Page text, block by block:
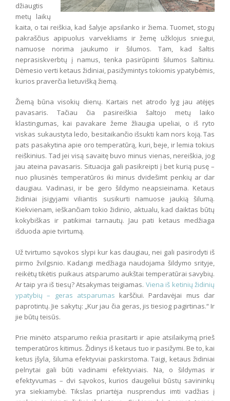
džiaugtis
metų laikų
kaita, o tai reiškia, kad šalyje apsilanko ir žiema. Tuomet, stogų
pakraščius apipuolus varvekliams ir žemę užklojus sniegui,
namuose norima jaukumo ir šilumos. Tam, kad šaltis
neprasiskverbtų į namus, tenka pasirūpinti šilumos šaltiniu.
Dėmesio verti ketaus židiniai, pasižymintys tokiomis ypatybėmis,
kurios praverčia lietuvišką žiemą.
Žiemą būna visokių dienų. Kartais net atrodo lyg jau atėjęs
pavasaris. Tačiau čia pasireiškia šaltojo metų laiko
klastingumas, kai pavakare žeme žliaugia upeliai, o iš ryto
viskas sukaustyta ledo, besitaikančio išsukti kam nors koją. Tas
pats pasakytina apie oro temperatūrą, kuri, beje, ir lemia tokius
reiškinius. Tad jei visą savaitę buvo minus vienas, nereiškia, jog
jau ateina pavasaris. Situacija gali pasikreipti į bet kurią pusę –
nuo pliusinės temperatūros iki minus dvidešimt penkių ar dar
daugiau. Vadinasi, ir be gero šildymo neapsieinama. Ketaus
židiniai įsigyjami viliantis susikurti namuose jaukią šilumą.
Kiekvienam, ieškančiam tokio židinio, aktualu, kad daiktas būtų
kokybiškas ir patikimai tarnautų. Jau pati ketaus medžiaga
išduoda apie tvirtumą.
Už tvirtumo sąvokos slypi kur kas daugiau, nei gali pasirodyti iš
pirmo žvilgsnio. Kadangi medžiaga naudojama šildymo srityje,
reikėtų tikėtis puikaus atsparumo aukštai temperatūrai savybių.
Ar taip yra iš tiesų? Atsakymas teigiamas. Viena iš ketinių židinių
ypatybių – geras atsparumas karščiui. Pardavėjai mus dar
paprotintų. Jie sakytų: „Kur jau čia geras, jis tiesiog pagirtinas.“ Ir
jie būtų teisūs.
Prie minėto atsparumo reikia prasitarti ir apie atsilaikymą prieš
temperatūros kitimus. Židinys iš ketaus tuo ir pasižymi. Be to, kai
ketus įšyla, šiluma efektyviai paskirstoma. Taigi, ketaus židiniai
pelnytai gali būti vadinami efektyviais. Na, o šildymas ir
efektyvumas – dvi sąvokos, kurios daugeliui būstų savininkų
yra siekiamybė. Tikslas priartėja nusprendus imti vadžias į